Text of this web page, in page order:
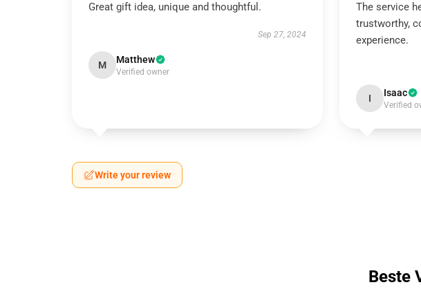
Great gift idea, unique and thoughtful.
Sep 27, 2024
M Matthew
Verified owner
The service
trustworthy,
experience.
I Isaac
Verified
Write your review
Beste